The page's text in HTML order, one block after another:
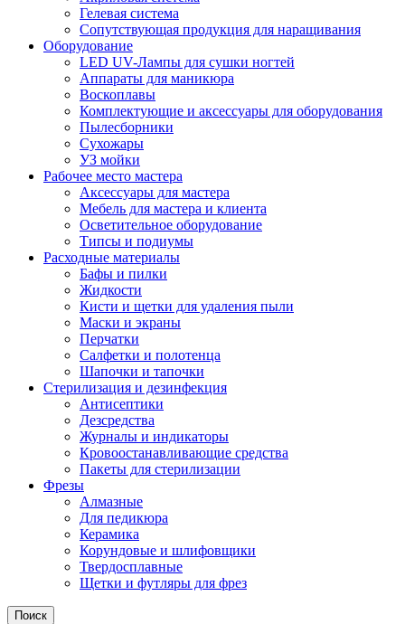
Гелевая система
Сопутствующая продукция для наращивания
Оборудование
LED UV-Лампы для сушки ногтей
Аппараты для маникюра
Воскоплавы
Комплектующие и аксессуары для оборудования
Пылесборники
Сухожары
УЗ мойки
Рабочее место мастера
Аксессуары для мастера
Мебель для мастера и клиента
Осветительное оборудование
Типсы и подиумы
Расходные материалы
Бафы и пилки
Жидкости
Кисти и щетки для удаления пыли
Маски и экраны
Перчатки
Салфетки и полотенца
Шапочки и тапочки
Стерилизация и дезинфекция
Антисептики
Дезсредства
Журналы и индикаторы
Кровоостанавливающие средства
Пакеты для стерилизации
Фрезы
Алмазные
Для педикюра
Керамика
Корундовые и шлифовщики
Твердосплавные
Щетки и футляры для фрез
Поиск